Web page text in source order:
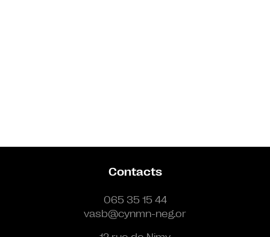
Contacts
065 35 15 44
vasb@cynmn-neg.or